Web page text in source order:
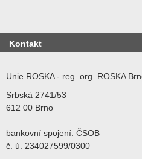
Kontakt
Unie ROSKA - reg. org. ROSKA
Srbská 2741/53
612 00 Brno
bankovní spojení: ČSOB
č. ú. 234027599/0300